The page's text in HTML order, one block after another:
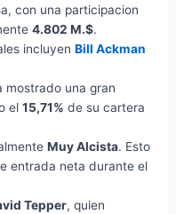
con una participacion
4.802 M.$.
incluyen Bill Ackman
mostrado una gran
el 15,71% de su cartera
Muy Alcista. Esto
entrada neta durante el
Tepper, quien